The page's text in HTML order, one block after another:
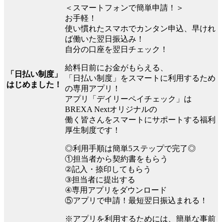
「日払い制度」
はじめました！
＜スマートフォンで簡単申請！＞
お手軽！
使い慣れたスマホでカンタン申込、早けれ
ば働いた翌日振込み！
自分の口座を翌日チェック！
給料日前にお金がもらえる、
「日払い制度」をスマートに利用するため
の専用アプリ！
アプリ「デイリーペイチェック」は
BREXA Nextオリジナルの
働く皆さんをスマートにサポートする福利
厚生制度です！
◎利用手順は簡単5ステップで完了◎
①担当者から契約書をもらう
②記入・捺印してもらう
③担当者に提出する
④専用アプリをダウンロード
⑤アプリで申請！最短翌日振込まれる！
※アプリを利用するためには、簡単な事前